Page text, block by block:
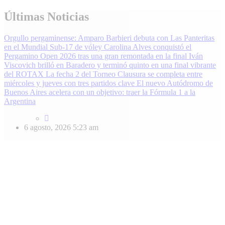
Skip
to
Últimas Noticias
Orgullo pergaminense: Amparo Barbieri debuta con Las Panteritas
en el Mundial Sub-17 de vóley Carolina Alves conquistó el
Pergamino Open 2026 tras una gran remontada en la final Iván
Viscovich brilló en Baradero y terminó quinto en una final vibrante
del ROTAX La fecha 2 del Torneo Clausura se completa entre
miércoles y jueves con tres partidos clave El nuevo Autódromo de
Buenos Aires acelera con un objetivo: traer la Fórmula 1 a la
Argentina
6 agosto, 2026 5:23 am